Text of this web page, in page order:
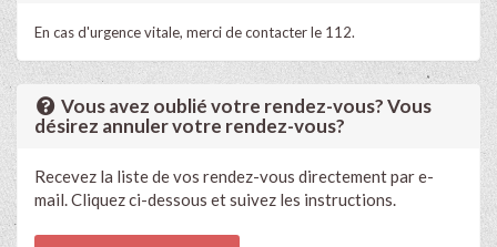
En cas d'urgence vitale, merci de contacter le 112.
Vous avez oublié votre rendez-vous? Vous
désirez annuler votre rendez-vous?
Recevez la liste de vos rendez-vous directement par e-
mail. Cliquez ci-dessous et suivez les instructions.